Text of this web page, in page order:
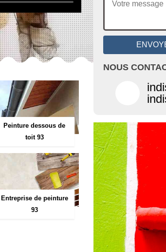
Peinture dessous de
toit 93
Entreprise de peinture
93
NOUS